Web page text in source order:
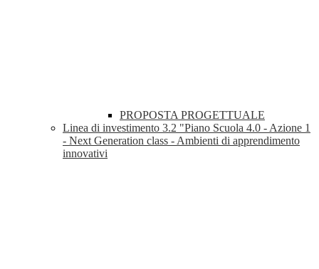
PROPOSTA PROGETTUALE
Linea di investimento 3.2 "Piano Scuola 4.0 - Azione 1
- Next Generation class - Ambienti di apprendimento
innovativi